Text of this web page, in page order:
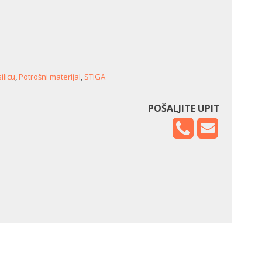
,Potrošni materijal, STIGA
POŠALJITE UPIT